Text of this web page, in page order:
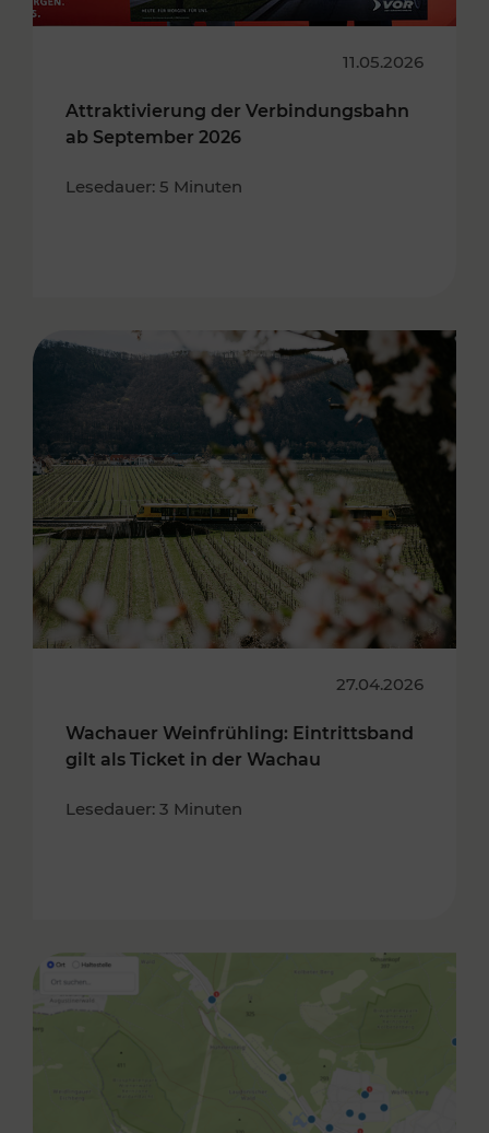
11.05.2026
Attraktivierung der Verbindungsbahn
ab September 2026
Lesedauer: 5 Minuten
27.04.2026
Wachauer Weinfrühling: Eintrittsband
gilt als Ticket in der Wachau
Lesedauer: 3 Minuten